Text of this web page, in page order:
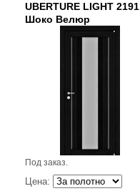
UBERTURE LIGHT 2191
Шоко Велюр
Под заказ.
Цена: